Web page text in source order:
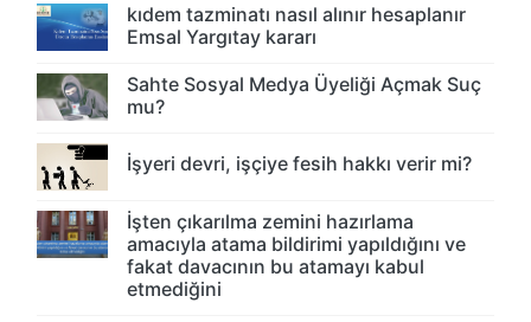
kıdem tazminatı nasıl alınır hesaplanır
Emsal Yargıtay kararı
Sahte Sosyal Medya Üyeliği Açmak Suç
mu?
İşyeri devri, işçiye fesih hakkı verir mi?
İşten çıkarılma zemini hazırlama
amacıyla atama bildirimi yapıldığını ve
fakat davacının bu atamayı kabul
etmediğini